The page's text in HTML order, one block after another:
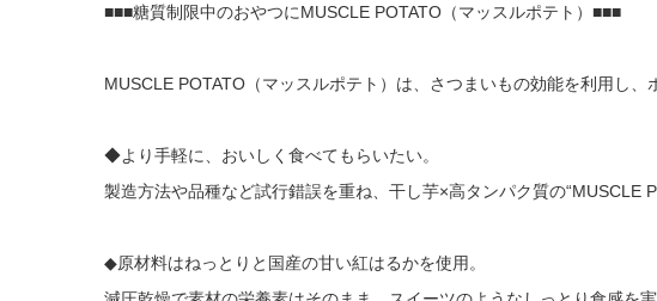
■■■糖質制限中のおやつにMUSCLE POTATO（マッスルポテト）■■■
MUSCLE POTATO（マッスルポテト）は、さつまいもの効能を利用し
◆より手軽に、おいしく食べてもらいたい。
製造方法や品種など試行錯誤を重ね、干し芋×高タンパク質の“MUSCLE
◆原材料はねっとりと国産の甘い紅はるかを使用。